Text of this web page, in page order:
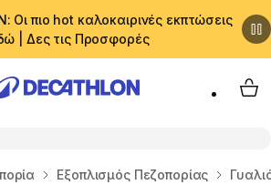
Οι πιο hot καλοκαιρινές εκπτώσεις
| Δες τις Προσφορές
My
Εξοπλισμός Πεζοπορίας